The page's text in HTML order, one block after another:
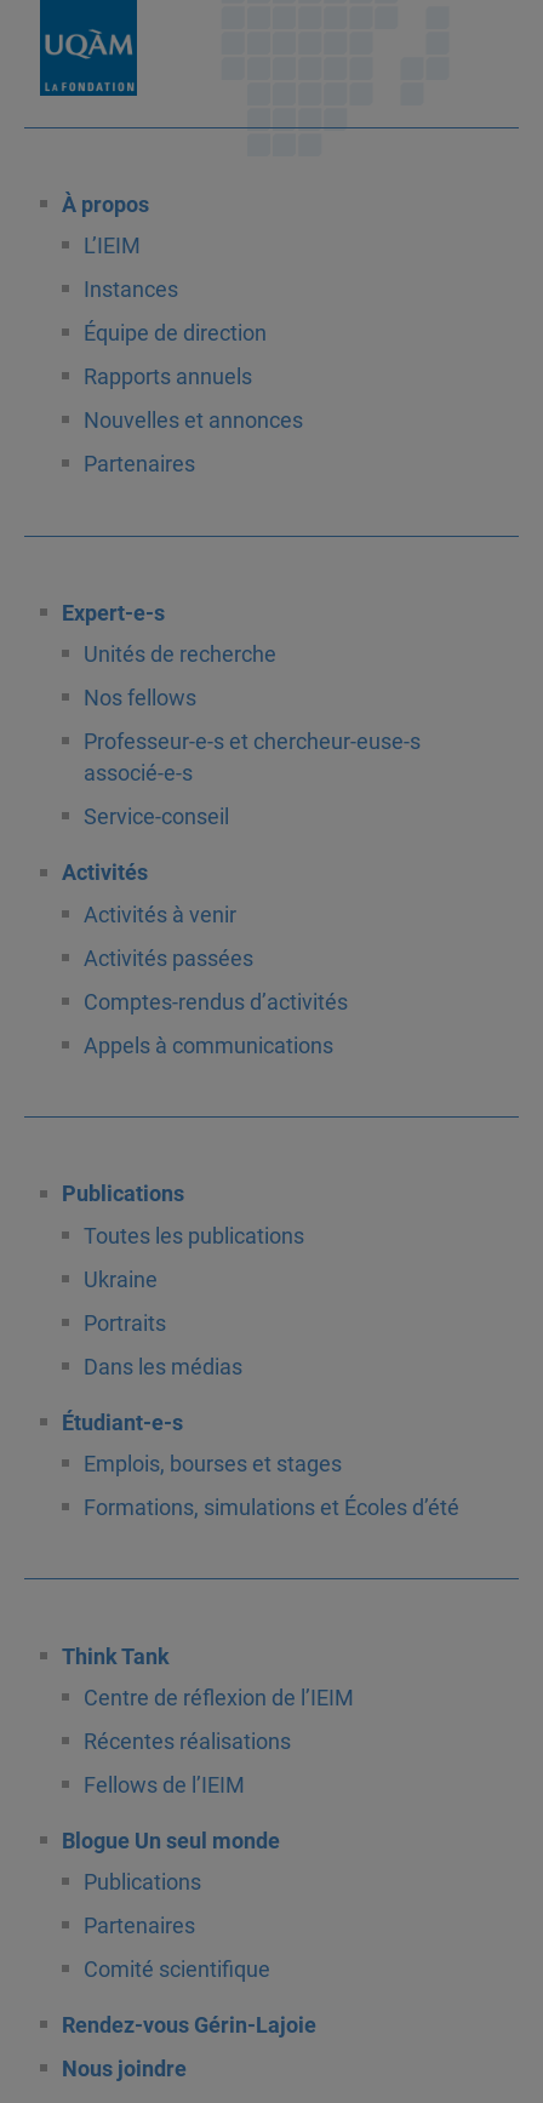
À propos
L’IEIM
Instances
Équipe de direction
Rapports annuels
Nouvelles et annonces
Partenaires
Expert-e-s
Unités de recherche
Nos fellows
Professeur-e-s et chercheur-euse-s
associé-e-s
Service-conseil
Activités
Activités à venir
Activités passées
Comptes-rendus d’activités
Appels à communications
Publications
Toutes les publications
Ukraine
Portraits
Dans les médias
Étudiant-e-s
Emplois, bourses et stages
Formations, simulations et Écoles d’été
Think Tank
Centre de réflexion de l’IEIM
Récentes réalisations
Fellows de l’IEIM
Blogue Un seul monde
Publications
Partenaires
Comité scientifique
Rendez-vous Gérin-Lajoie
Nous joindre